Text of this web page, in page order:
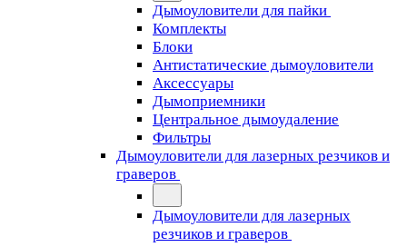
Дымоуловители для пайки
Комплекты
Блоки
Антистатические дымоуловители
Аксессуары
Дымоприемники
Центральное дымоудаление
Фильтры
Дымоуловители для лазерных резчиков и
граверов
Дымоуловители для лазерных
резчиков и граверов